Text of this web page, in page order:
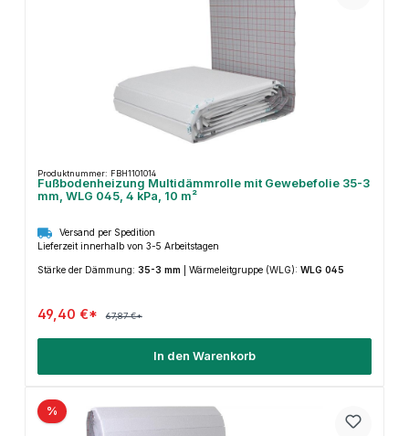
Produktnummer: FBH1101014
Fußbodenheizung Multidämmrolle mit Gewebefolie 35-3
mm, WLG 045, 4 kPa, 10 m²
Versand per Spedition
Lieferzeit innerhalb von 3-5 Arbeitstagen
Stärke der Dämmung: 35-3 mm Wärmeleitgruppe (WLG): WLG 045
49,40 €* 67,87 €*
In den Warenkorb
%